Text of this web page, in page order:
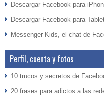
Descargar Facebook para
Descargar Facebook para Tablet
Messenger Kids, el chat de
Perfil, cuenta y fotos
10 trucos y secretos de
20 frases para adictos a las